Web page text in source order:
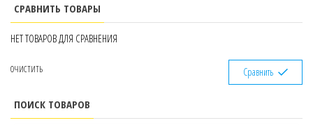
СРАВНИТЬ ТОВАРЫ
НЕТ ТОВАРОВ ДЛЯ СРАВНЕНИЯ
ОЧИСТИТЬ Сравнить
ПОИСК ТОВАРОВ